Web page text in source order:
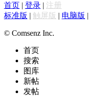
首页 | 登录 | 注册
标准版 | 触屏版 | 电脑版 |
© Comsenz Inc.
首页
搜索
图库
新帖
发帖